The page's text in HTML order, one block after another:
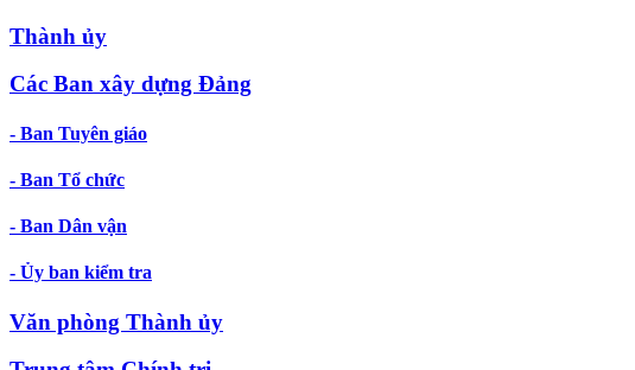
Thành ủy
Các Ban xây dựng Đảng
- Ban Tuyên giáo
- Ban Tổ chức
- Ban Dân vận
- Ủy ban kiểm tra
Văn phòng Thành ủy